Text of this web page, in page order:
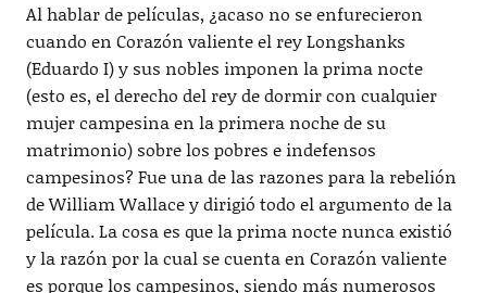
Al hablar de películas, ¿acaso no se enfurecieron
cuando en Corazón valiente el rey Longshanks
(Eduardo I) y sus nobles imponen la prima nocte
(esto es, el derecho del rey de dormir con cualquier
mujer campesina en la primera noche de su
matrimonio) sobre los pobres e indefensos
campesinos? Fue una de las razones para la rebelión
de William Wallace y dirigió todo el argumento de la
película. La cosa es que la prima nocte nunca existió
y la razón por la cual se cuenta en Corazón valiente
es porque los campesinos, siendo más numerosos